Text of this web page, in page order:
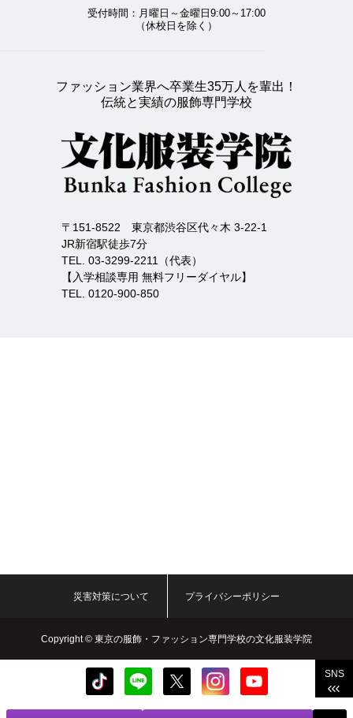
受付時間：月曜日～金曜日9:00～17:00
（休校日を除く）
ファッション業界へ卒業生35万人を輩出！
伝統と実績の服飾専門学校
〒151-8522 東京都渋谷区代々木 3-22-1
JR新宿駅徒歩7分
TEL. 03-3299-2211（代表）
【入学相談専用 無料フリーダイヤル】
TEL. 0120-900-850
Copyright © 東京の服飾・ファッション専門学校の文化服装学院
Bunka Fashion College. All rights reserved.
災害対策について プライバシーポリシー
SNS